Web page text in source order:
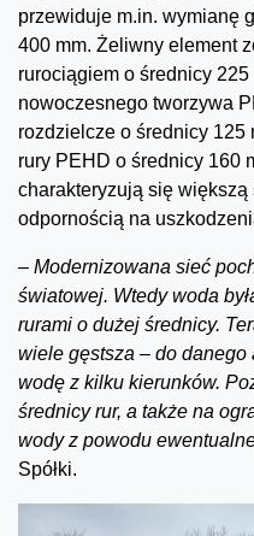
przewiduje m.in. wymianę
400 mm. Żeliwny element
rurociągiem o średnicy
nowoczesnego tworzywa
rozdzielcze o średnicy 125
rury PEHD o średnicy 160
charakteryzują się większą
odpornością na
– Modernizowana sieć
światowej. Wtedy woda
rurami o dużej średnicy.
wiele gęstsza – do
wodę z kilku kierunków.
średnicy rur, a także na
wody z powodu
Spółki.